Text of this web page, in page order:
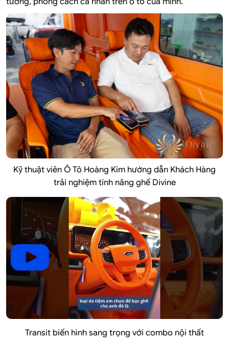
Kỹ thuật viên Ô Tô Hoàng Kim hướng dẫn Khách Hàng
trải nghiệm tính năng ghế Divine
Transit biến hình sang trọng với combo nội thất